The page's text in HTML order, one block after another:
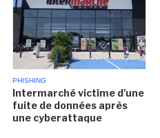
PHISHING
Intermarché victime d'une
fuite de données après
une cyberattaque